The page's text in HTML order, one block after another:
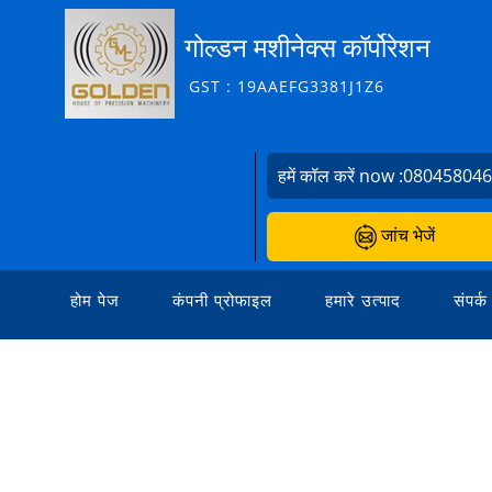
गोल्डन मशीनेक्स कॉर्पोरेशन
GST : 19AAEFG3381J1Z6
हमें कॉल करें now :
जांच भेजें
होम पेज कंपनी प्रोफाइल हमारे उत्पाद